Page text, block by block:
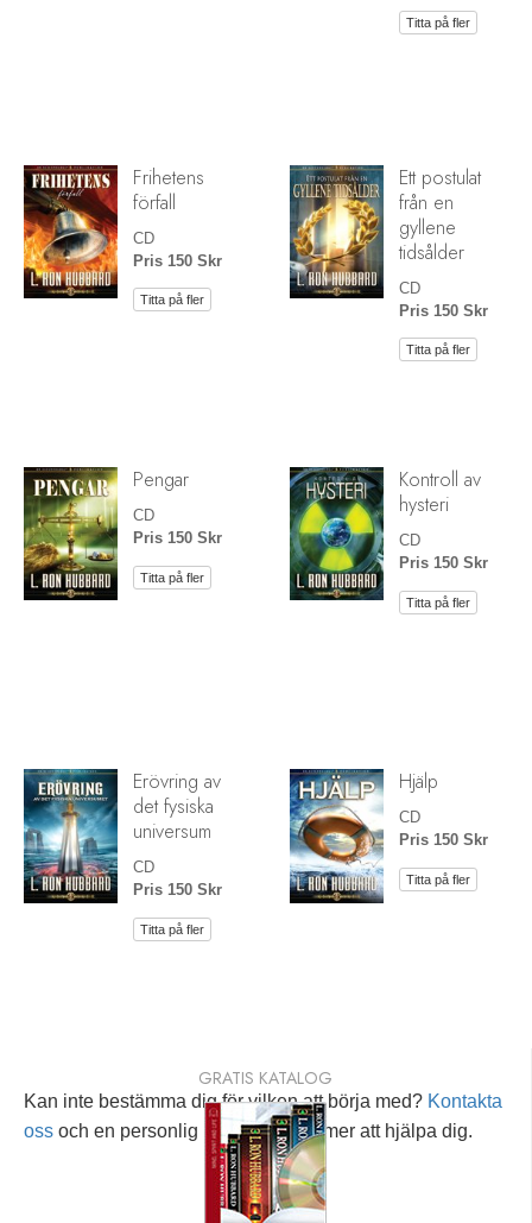
Titta på fler
Frihetens
förfall
CD
Pris 150 Skr
Titta på fler
Ett postulat
från en
gyllene
tidsålder
CD
Pris 150 Skr
Titta på fler
Pengar
CD
Pris 150 Skr
Titta på fler
Kontroll av
hysteri
CD
Pris 150 Skr
Titta på fler
Erövring av
det fysiska
universum
CD
Pris 150 Skr
Titta på fler
Hjälp
CD
Pris 150 Skr
Titta på fler
Kan inte bestämma dig för vilken att börja med? Kontakta
oss och en personlig rådgivare kommer att hjälpa dig.
GRATIS KATALOG